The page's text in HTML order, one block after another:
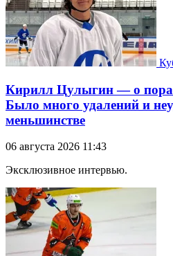
Кирилл Цулыгин — о
Было много удалений и
меньшинстве
06 августа 2026 11:43
Эксклюзивное интервью.